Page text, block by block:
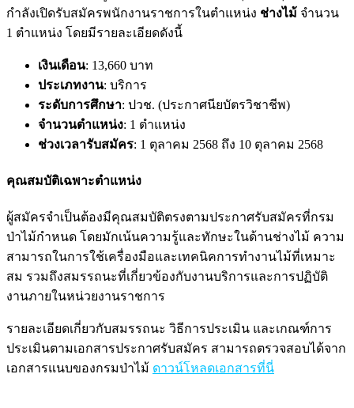
กำลังเปิดรับสมัครพนักงานราชการในตำแหน่ง ช่างไม้ จำนวน
1 ตำแหน่ง โดยมีรายละเอียดดังนี้
เงินเดือน: 13,660 บาท
ประเภทงาน: บริการ
ระดับการศึกษา: ปวช. (ประกาศนียบัตรวิชาชีพ)
จำนวนตำแหน่ง: 1 ตำแหน่ง
ช่วงเวลารับสมัคร: 1 ตุลาคม 2568 ถึง 10 ตุลาคม 2568
คุณสมบัติเฉพาะตำแหน่ง
ผู้สมัครจำเป็นต้องมีคุณสมบัติตรงตามประกาศรับสมัครที่กรม
ป่าไม้กำหนด โดยมักเน้นความรู้และทักษะในด้านช่างไม้ ความ
สามารถในการใช้เครื่องมือและเทคนิคการทำงานไม้ที่เหมาะ
สม รวมถึงสมรรถนะที่เกี่ยวข้องกับงานบริการและการปฏิบัติ
งานภายในหน่วยงานราชการ
รายละเอียดเกี่ยวกับสมรรถนะ วิธีการประเมิน และเกณฑ์การ
ประเมินตามเอกสารประกาศรับสมัคร สามารถตรวจสอบได้จาก
เอกสารแนบของกรมป่าไม้ ดาวน์โหลดเอกสารที่นี่